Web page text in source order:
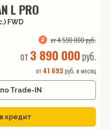
L PRO
FWD
от 4 590 000 руб.
от 3 890 000руб.
от41 693 руб. в месяц
Trade-IN
кредит